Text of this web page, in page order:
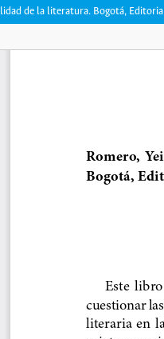
de la literatura. Bogotá,